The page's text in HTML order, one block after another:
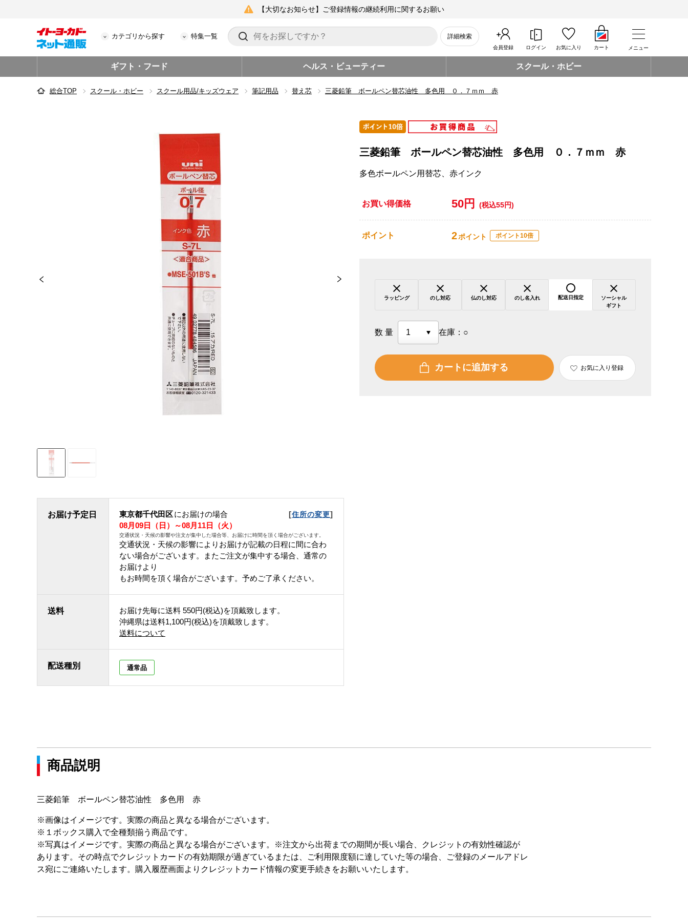
【大切なお知らせ】ご登録情報の継続利用に関するお願い
カテゴリから探す 特集一覧 詳細検索
会員登録 ログイン お気に入り カート メニュー
ギフト・フード ヘルス・ビューティー スクール・ホビー
総合TOP スクール・ホビー スクール用品/キッズウェア 筆記用品 替え芯 三菱鉛筆 ボールペン替芯油性 多色用 ０．７ｍｍ 赤
お届け予定日 東京都千代田区にお届けの場合 [住所の変更]
08月09日（日）～08月11日（火）
交通状況・天候の影響や注文が集中した場合等、お届けに時間を頂く場合がございます。
交通状況・天候の影響によりお届けが記載の日程に間に合わ
ない場合がございます。 またご注文が集中する場合、通常の
お届けより
もお時間を頂く場合がございます。 予めご了承ください。
送料 お届け先毎に送料 550円(税込)を頂戴致します。
沖縄県は送料1,100円(税込)を頂戴致します。
送料について
配送種別 通常品
三菱鉛筆 ボールペン替芯油性 多色用 ０．７ｍｍ 赤
多色ボールペン用替芯、赤インク
お買い得価格 50円 (税込55円)
ポイント 2ポイント ポイント10倍
ラッピング のし対応 仏のし対応 のし名入れ 配送日指定
ソーシャル
ギフト
数量 在庫： ○
カートに追加する お気に入り登録
商品説明
三菱鉛筆 ボールペン替芯油性 多色用 赤
※画像はイメージです。実際の商品と異なる場合がございます。
※１ボックス購入で全種類揃う商品です。
※写真はイメージです。実際の商品と異なる場合がございます。 ※注文から出荷までの期間が長い場合、クレジットの有効性確認が
あります。その時点でクレジットカードの有効期限が過ぎているまたは、ご利用限度額に達していた等の場合、ご登録のメールアドレ
ス宛にご連絡いたします。購入履歴画面よりクレジットカード情報の変更手続きをお願いいたします。